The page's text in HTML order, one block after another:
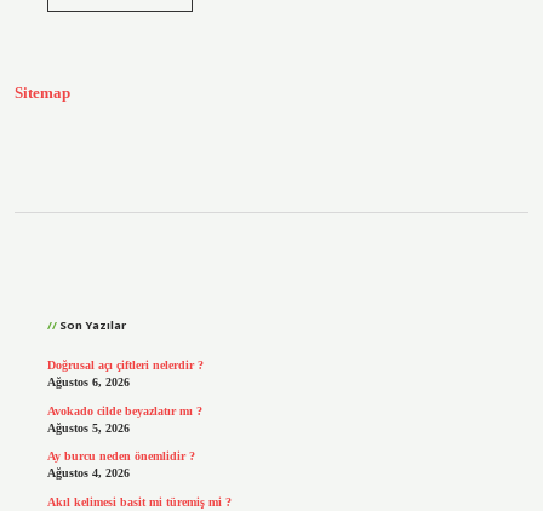
Sitemap
Son Yazılar
Doğrusal açı çiftleri nelerdir ?
Ağustos 6, 2026
Avokado cilde beyazlatır mı ?
Ağustos 5, 2026
Ay burcu neden önemlidir ?
Ağustos 4, 2026
Akıl kelimesi basit mi türemiş mi ?